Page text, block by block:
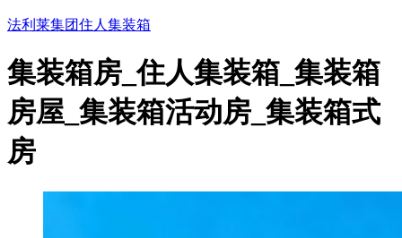
法利莱集团住人集装箱
集装箱房_住人集装箱_集装箱
房屋_集装箱活动房_集装箱式
房